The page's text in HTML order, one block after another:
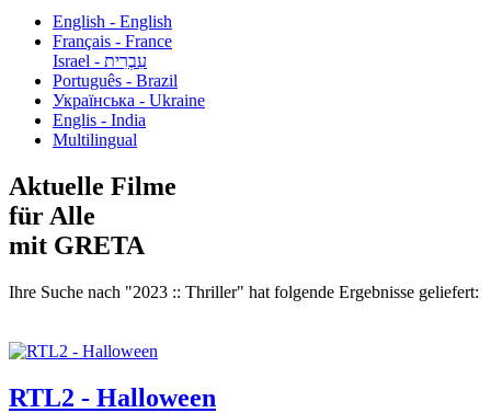
English - English
Français - France
עִבְרִית - Israel
Português - Brazil
Українська - Ukraine
Englis - India
Multilingual
Aktuelle Filme
für Alle
mit GRETA
Ihre Suche nach "2023 :: Thriller" hat folgende Ergebnisse geliefert:
RTL2 - Halloween